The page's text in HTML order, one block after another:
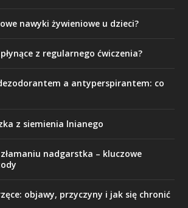
nawyki żywieniowe u dzieci?
z regularnego ćwiczenia?
a antyperspirantem: co
z siemienia lnianego
nadgarstka – kluczowe
objawy, przyczyny i jak się chronić